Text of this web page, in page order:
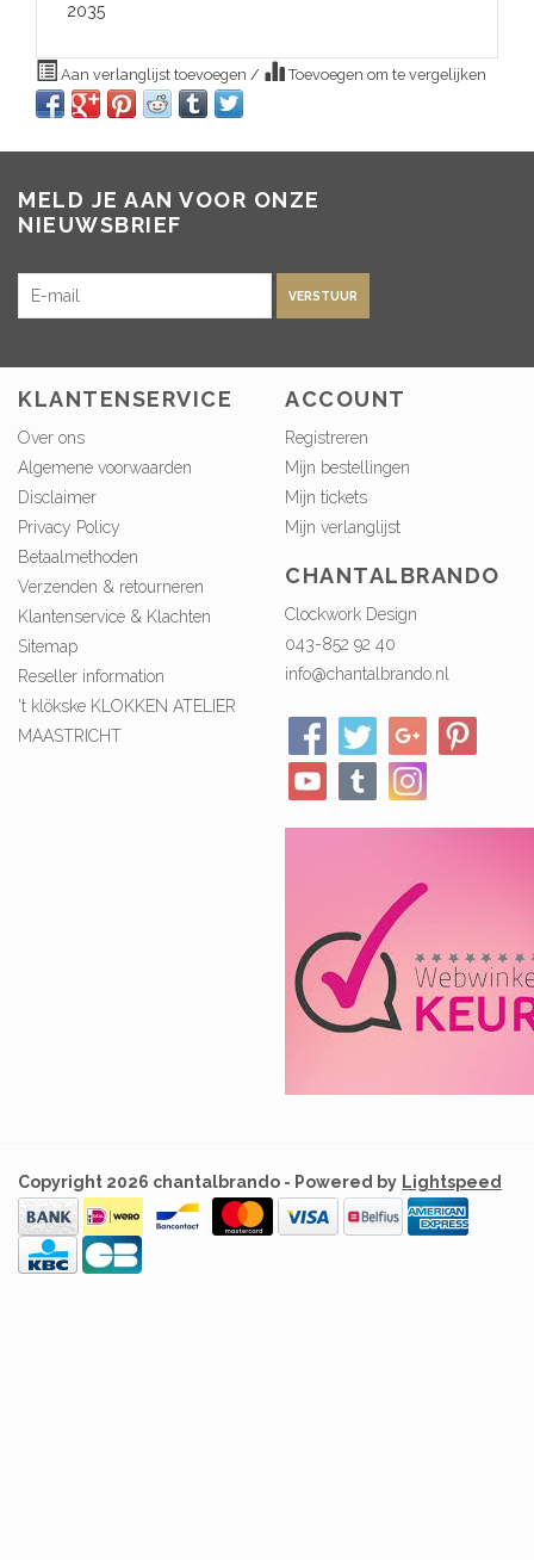
2035
Aan verlanglijst toevoegen / Toevoegen om te vergelijken
MELD JE AAN VOOR ONZE
NIEUWSBRIEF
VERSTUUR
KLANTENSERVICE
Over ons
Algemene voorwaarden
Disclaimer
Privacy Policy
Betaalmethoden
Verzenden & retourneren
Klantenservice & Klachten
Sitemap
Reseller information
't klökske KLOKKEN ATELIER
MAASTRICHT
ACCOUNT
Registreren
Mijn bestellingen
Mijn tickets
Mijn verlanglijst
CHANTALBRANDO
Clockwork Design
043-852 92 40
info@chantalbrando.nl
Copyright 2026 chantalbrando - Powered by Lightspeed